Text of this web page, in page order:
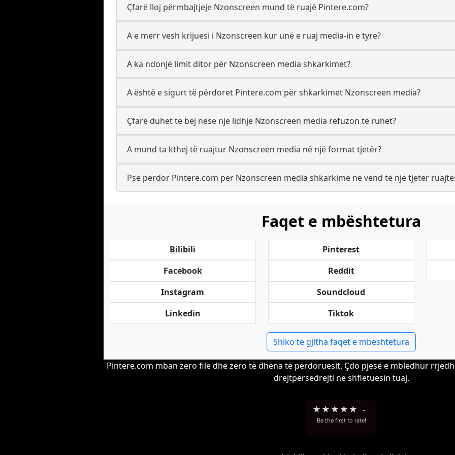
Çfarë lloj përmbajtjeje Nzonscreen mund të ruajë Pintere.com?
A e merr vesh krijuesi i Nzonscreen kur unë e ruaj media-in e tyre?
A ka ndonjë limit ditor për Nzonscreen media shkarkimet?
A është e sigurt të përdoret Pintere.com për shkarkimet Nzonscreen media?
Çfarë duhet të bëj nëse një lidhje Nzonscreen media refuzon të ruhet?
A mund ta kthej të ruajtur Nzonscreen media në një format tjetër?
Pse përdor Pintere.com për Nzonscreen media shkarkime në vend të një tjetër
Faqet e mbështetura
Bilibili
Facebook
Instagram
Linkedin
Pinterest
Reddit
Soundcloud
Tiktok
Shiko të gjitha faqet e mbështetura
Pintere.com mban zero file dhe zero të dhëna të përdoruesit. Çdo pjesë e mbledhur
drejtpërsëdrejti në shfletuesin tuaj.
★ ★ ★ ★ ★ -
Be the first to rate!